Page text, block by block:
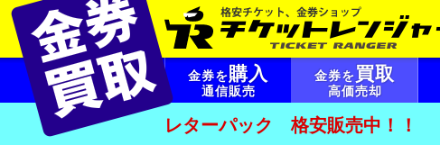
金券を購入
通信販売
金券を買取
高価売却
レターパック 格安販売中！！